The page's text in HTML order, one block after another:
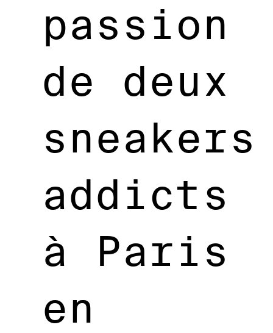
passion
de deux
sneakers
addicts
à Paris
en